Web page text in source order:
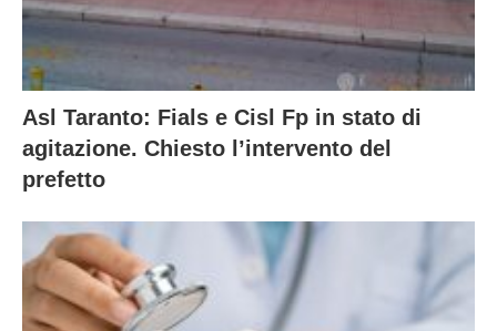
Asl Taranto: Fials e Cisl Fp in stato di
agitazione. Chiesto l’intervento del
prefetto